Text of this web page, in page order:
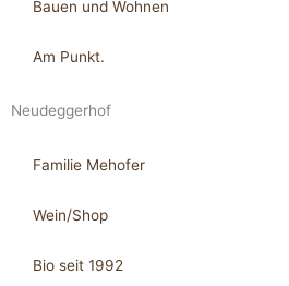
Bauen und Wohnen
Am Punkt.
Neudeggerhof
Familie Mehofer
Wein/Shop
Bio seit 1992